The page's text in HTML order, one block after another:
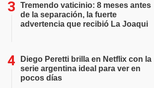
Tremendo vaticinio: 8 meses antes
de la separación, la fuerte
advertencia que recibió La Joaqui
Diego Peretti brilla en Netflix con la
serie argentina ideal para ver en
pocos días